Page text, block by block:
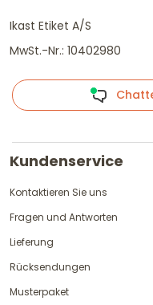
Ikast Etiket A/S
MwSt.-Nr.: 10402980
Kundenservice
Kontaktieren Sie uns
Fragen und Antworten
Lieferung
Rücksendungen
Musterpaket